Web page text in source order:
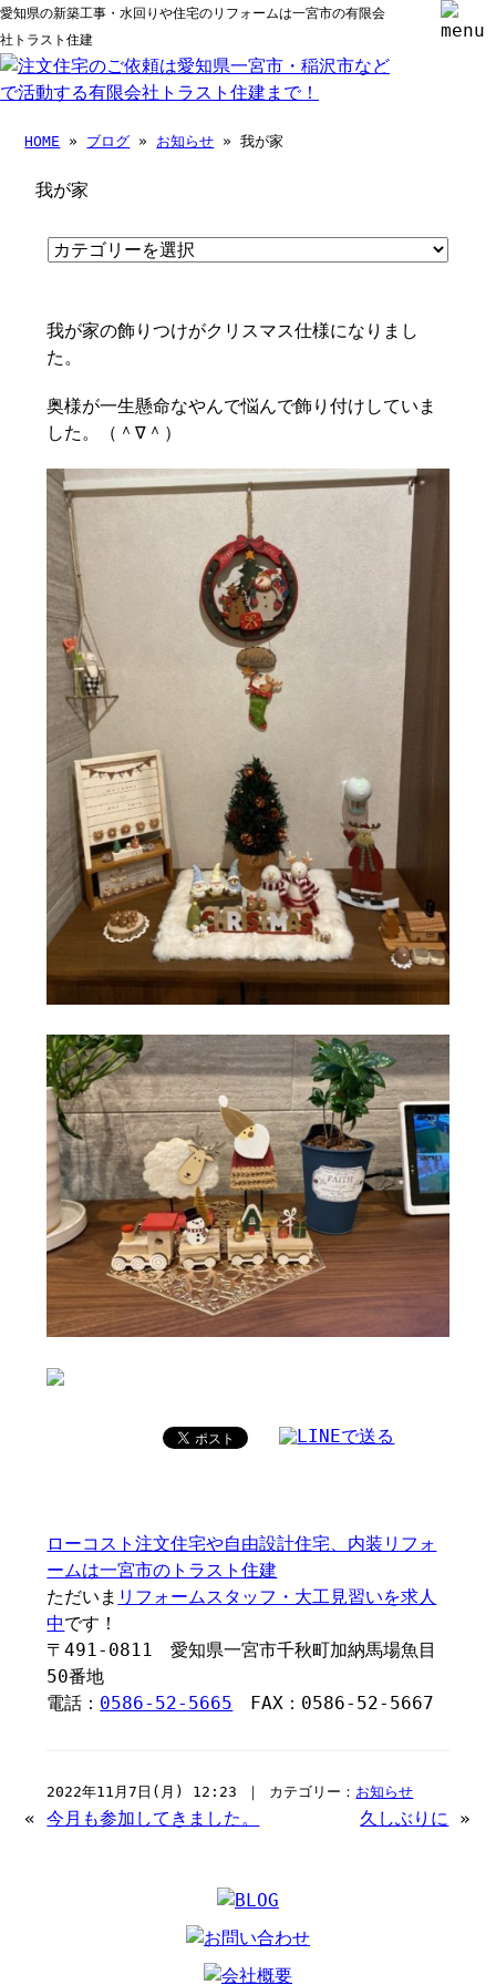
愛知県の新築工事・水回りや住宅のリフォームは一宮市の有限会
社トラスト住建
HOME » ブログ » お知らせ » 我が家
我が家
我が家の飾りつけがクリスマス仕様になりまし
た。
奥様が一生懸命なやんで悩んで飾り付けしていま
した。（＾∇＾）
ローコスト注文住宅や自由設計住宅、内装リフォ
ームは一宮市のトラスト住建
ただいま リフォームスタッフ・大工見習いを求人
中です！
〒491-0811 愛知県一宮市千秋町加納馬場魚目
50番地
電話： 0586-52-5665 FAX：0586-52-5667
2022年11月7日(月) 12:23 ｜ カテゴリー： お知らせ
«今月も参加してきました。 久しぶりに »